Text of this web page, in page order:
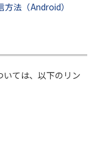
法（Android）
いては、以下のリン